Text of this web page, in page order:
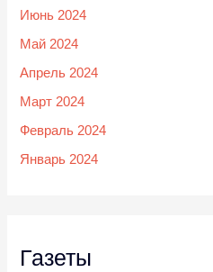
Июнь 2024
Май 2024
Апрель 2024
Март 2024
Февраль 2024
Январь 2024
Газеты